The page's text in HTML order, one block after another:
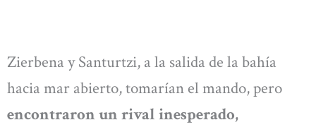
Zierbena y Santurtzi, a la salida de la bahía
hacia mar abierto, tomarían el mando, pero
encontraron un rival inesperado,